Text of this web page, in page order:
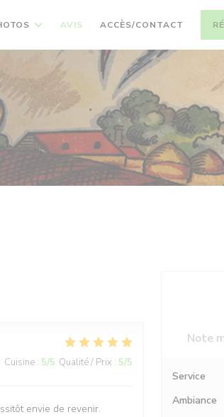
AVIS ACCÈS/CONTACT
Cuisine : 5/5 Qualité / Prix : 5/5
envie de revenir.
Note
Service
Ambiance